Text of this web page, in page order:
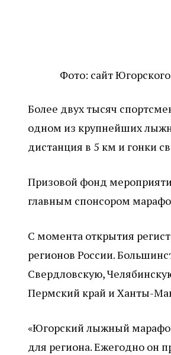
Фото: сайт
Более двух тысяч
одном из крупнейших
дистанция в 5 км и гонки
Призовой фонд
главным спонсором
С момента открытия
регионов России.
Свердловскую,
Пермский край и Ханты-
«Югорский лыжный
для региона. Ежегодно он